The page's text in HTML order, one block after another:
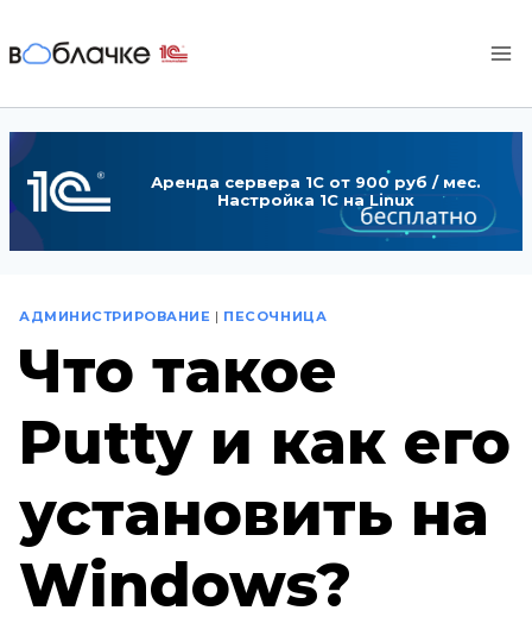
к
Аренда сервера 1С от 900 руб / мес.
Настройка 1С на Linux
АДМИНИСТРИРОВАНИЕ | ПЕСОЧНИЦА
Что такое
Putty и как его
установить на
Windows?